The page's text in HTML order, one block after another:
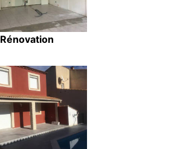
Rénovation